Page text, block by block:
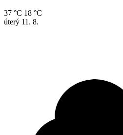
37 °C 18 °C
úterý 11. 8.